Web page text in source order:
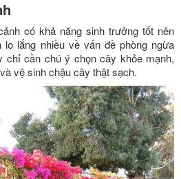
có khả năng sinh trưởng tốt nên
lắng nhiều về vấn đề phòng ngừa
chỉ cần chú ý chọn cây khỏe mạnh,
vệ sinh chậu cây thật sạch.